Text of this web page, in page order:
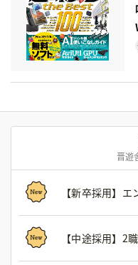
晋遊
【新卒採用】
【中途採用】2